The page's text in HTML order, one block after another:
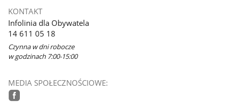
KONTAKT
Infolinia dla Obywatela
14 611 05 18
Czynna w dni robocze
w godzinach 7:00-15:00
MEDIA SPOŁECZNOŚCIOWE: